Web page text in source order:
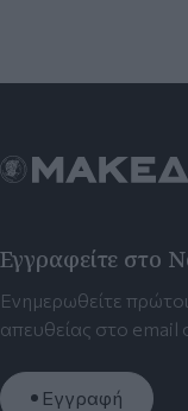
Εγγραφείτε στο
Ενημερωθείτε
απευθείας στο email
Εγγραφή